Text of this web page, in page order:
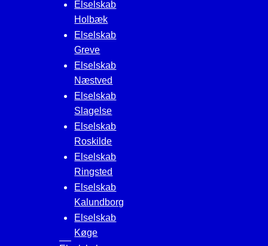
Elselskab
Holbæk
Elselskab
Greve
Elselskab
Næstved
Elselskab
Slagelse
Elselskab
Roskilde
Elselskab
Ringsted
Elselskab
Kalundborg
Elselskab
Køge